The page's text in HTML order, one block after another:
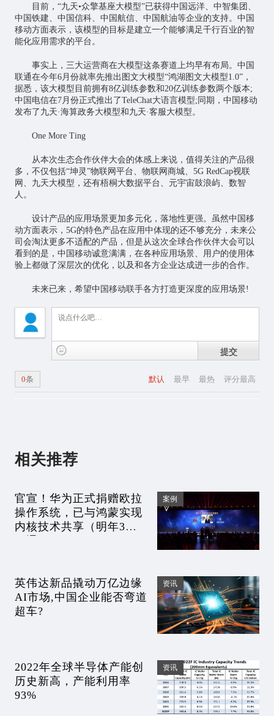
目前，“九天•众擎基座大模型”已获得中国远洋、中智集团、
中国铁建、中国信科、中国航信、中国航油等企业的支持。中国
移动方面表示，该模型的目标是建立一个能够满足千行百业的智
能化应用需求的平台。
事实上，三大运营商在大模型这条赛道上均早有布局。中国
联通在今年6月份就率先推出图文大模型“鸿湖图文大模型1.0”，
据悉，该大模型目前拥有8亿训练参数和20亿训练参数两个版本;
中国电信在7月份正式推出了TeleChat大语言模型;同期，中国移动
发布了九天·海算政务大模型和九天·客服大模型。
One More Ting
从本次生态合作伙伴大会的体感上来说，值得关注的产品很
多，不仅包括“坤灵”物联网平台、物联网商城、5G RedCap视联
网、九天大模型，还有梧桐大数据平台、 元宇宙鼓浪屿、数智
人。
设计产品的应用场景更加多元化，落地性更强。虽然中国移
动方面表示，5G的特色产品在应用中体现的还不够充分，未来公
司会淘汰更多不适配的产品，但是从这次全球合作伙伴大会可以
看到的是，中国移动诚意满满，在各种应用场景、用户的使用体
验上都做了深层次的优化，以及和各方企业达成进一步的合作。
未来已来，希望中国移动联手各方打造更深度的应用场景!
提交
默认 最早 最热 评分最高
0条
相关推荐
官宣！华为正式捐赠欧拉
操作系统，已与鸿蒙实现
内核技术共享（明年3月
案例
英伟达新品撬动万亿边缘
AI市场,中国企业能否弯道
超车?
资讯
2022年全球半导体产能创
历史新高，产能利用率
93%
资讯